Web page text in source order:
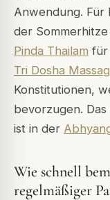
Anwendung. Für
der
Pinda Thailam für
Tri Dosha
Konstitutionen,
bevorzugen.
ist in der
Wie schnell
regelmäßiger